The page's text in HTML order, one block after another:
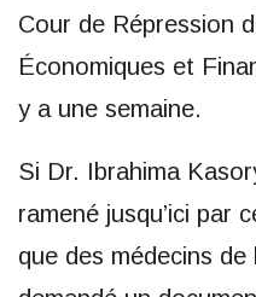
Cour de Répression
Économiques et
y a une semaine.
Si Dr. Ibrahima
ramené jusqu’ici par
que des médecins